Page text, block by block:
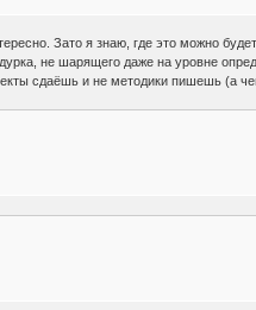
Зато я знаю, где это можно
не шарящего даже на уровне
сдаёшь и не методики пишешь (а